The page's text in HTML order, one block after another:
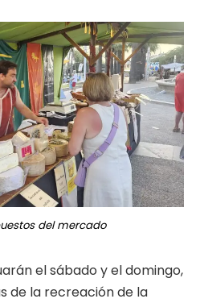
del mercado
el sábado y el domingo,
de la recreación de la